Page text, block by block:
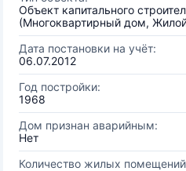
Объект капитального
(Многоквартирный дом,
Дата постановки на учёт:
06.07.2012
Год постройки:
1968
Дом признан аварийным:
Нет
Количество жилых